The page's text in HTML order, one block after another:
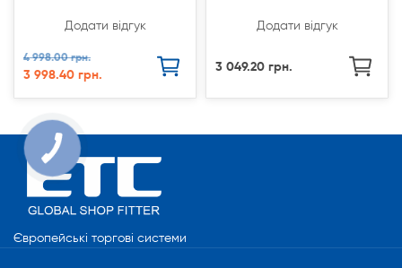
Додати відгук
4 998.00 грн.
3 998.40 грн.
Додати відгук
3 049.20 грн.
Європейські торгові системи